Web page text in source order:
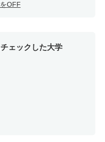
OFF
ェックした大学